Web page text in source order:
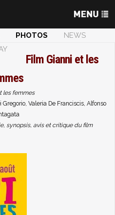
PHOTOS
NEWS
Film Gianni et les
les femmes
Valeria De Franciscis, Alfonso
synopsis, avis et critique du film